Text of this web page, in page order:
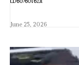
June 25, 2026